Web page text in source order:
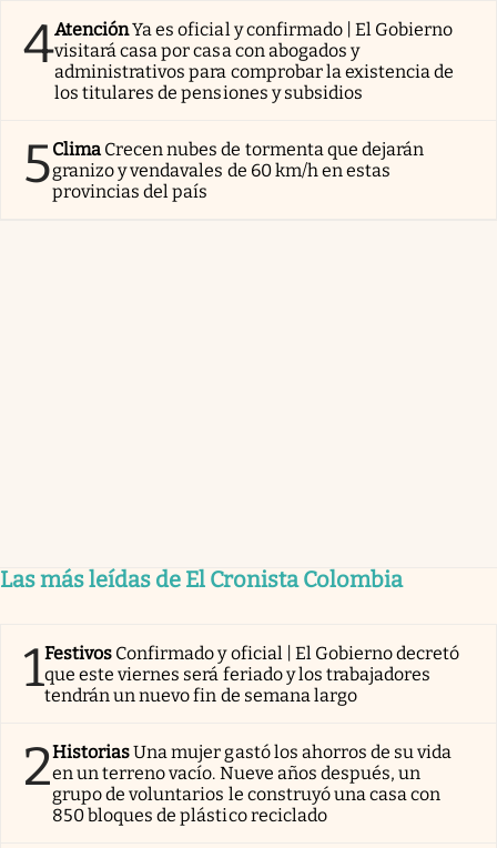
4AtenciónYa es oficial y confirmado | El Gobierno
visitará casa por casa con abogados y
administrativos para comprobar la existencia de
los titulares de pensiones y subsidios
5Clima Crecen nubes de tormenta que dejarán
granizo y vendavales de 60 km/h en estas
provincias del país
Las más leídas de El Cronista Colombia
1Festivos Confirmado y oficial | El Gobierno decretó
que este viernes será feriado y los trabajadores
tendrán un nuevo fin de semana largo
2HistoriasUna mujer gastó los ahorros de su vida
en un terreno vacío. Nueve años después, un
grupo de voluntarios le construyó una casa con
850 bloques de plástico reciclado